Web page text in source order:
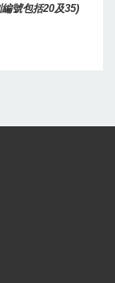
號包括20及35)